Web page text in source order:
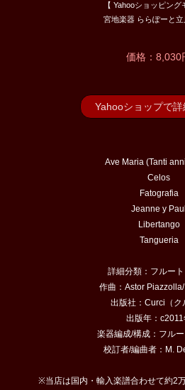
【 Yahooショッピング
宮地楽器 ららぽーと
価格：8,030
Yahooショップで詳
Ave Maria (Tanti
Celos
Fatografia
Jeanne y Paul
Libertango
Tangueria
詳細分類：フルー
作曲：Astor
出版社：Curci（ク
出版年：c2011
楽器編成/構成：フル
校訂者/編曲者：M.
※当店は国内・輸入楽譜合わせて約2